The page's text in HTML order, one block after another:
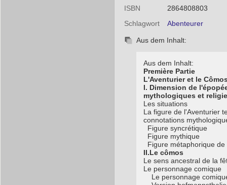
ISBN
2864808803
Schlagwort
Abenteurer
Aus dem Inhalt:
Aus dem Inhalt:
Première Partie
L'Aventurier et le
I. Dimension de
mythologiques et
Les situations
La figure de l'Aventurier
connotations
Figure syncrétique
Figure mythique
Figure métaphorique
II.Le cômos
Le sens ancestral de la
Le personnage comique
Le personnage